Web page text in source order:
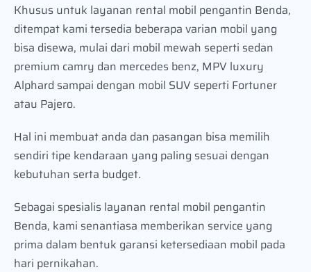
Khusus untuk layanan rental mobil pengantin Benda,
ditempat kami tersedia beberapa varian mobil yang
bisa disewa, mulai dari mobil mewah seperti sedan
premium camry dan mercedes benz, MPV luxury
Alphard sampai dengan mobil SUV seperti Fortuner
atau Pajero.
Hal ini membuat anda dan pasangan bisa memilih
sendiri tipe kendaraan yang paling sesuai dengan
kebutuhan serta budget.
Sebagai spesialis layanan rental mobil pengantin
Benda, kami senantiasa memberikan service yang
prima dalam bentuk garansi ketersediaan mobil pada
hari pernikahan.